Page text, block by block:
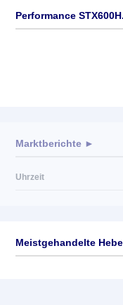
Performance
Marktberichte ►
Uhrzeit
Meistgehandelte